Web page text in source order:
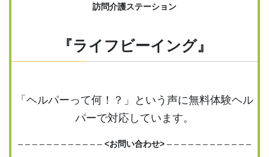
訪問介護ステーション
『ライフビーイング』
「ヘルパーって何！？」という声に無料体験ヘル
パーで対応しています。
– – – – – – – – – – – – <お問い合わせ> – – – – – – – – – – – –